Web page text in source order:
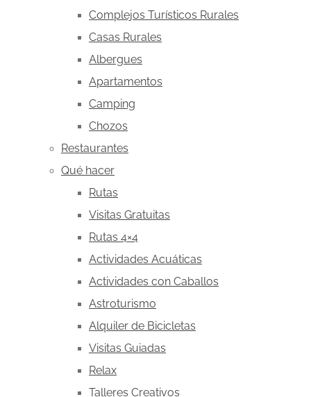
Complejos Turísticos Rurales
Casas Rurales
Albergues
Apartamentos
Camping
Chozos
Restaurantes
Qué hacer
Rutas
Visitas Gratuitas
Rutas 4×4
Actividades Acuáticas
Actividades con Caballos
Astroturismo
Alquiler de Bicicletas
Visitas Guiadas
Relax
Talleres Creativos